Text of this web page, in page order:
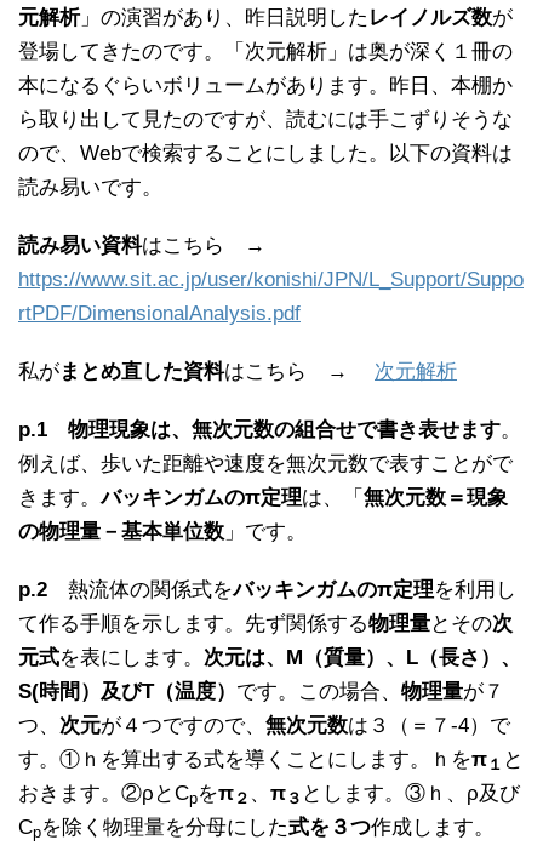
元解析」の演習があり、昨日説明した レイノルズ数が
登場してきたのです。「次元解析」は奥が深く１冊の
本になるぐらいボリュームがあります。昨日、本棚か
ら取り出して見たのですが、読むには手こずりそうな
ので、Webで検索することにしました。以下の資料は
読み易いです。
読み易い資料はこちら →
https://www.sit.ac.jp/user/konishi/JPN/L_Support/Suppo
rtPDF/DimensionalAnalysis.pdf
私がまとめ直した資料はこちら → 次元解析
p.1 物理現象は、無次元数の組合せで書き表せます。
例えば、歩いた距離や速度を無次元数で表すことがで
きます。バッキンガムのπ定理は、「 無次元数＝現象
の物理量－基本単位数 」です。
p.2 熱流体の関係式をバッキンガムのπ定理を利用し
て作る手順を示します。先ず関係する物理量とその次
元式を表にします。 次元は、M（質量）、L（長さ）、
S(時間）及びT（温度） です。この場合、 物理量が７
つ、 次元が４つですので、 無次元数は３（＝７-4）で
す。①ｈを算出する式を導くことにします。ｈをπ １ と
おきます。②ρとCpをπ ２ 、 π ３ とします。③ｈ、ρ及び
Cpを除く物理量を分母にした式を３つ作成します。